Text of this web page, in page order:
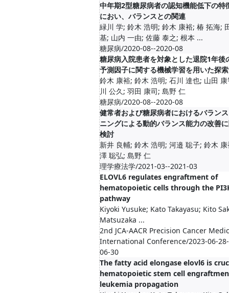
中年期2型糖尿病者の認知機能低下の特
におい、バランスとの関連
緑川 学; 鈴木 浩明; 鈴木 康裕; 椿 拓海;
基; 山内 一由; 佐藤 泰之; 根本 ...
糖尿病/2020-08--2020-08
糖尿病入院患者を対象とした退院1年後
予測因子に関する機械学習を用いた探
鈴木 康裕; 鈴木 浩明; 石川 達也; 山田
川 公久; 羽田 康司; 島野 仁
糖尿病/2020-08--2020-08
健常者および糖尿病者におけるバラン
ニングによる動的バランス能力の改善
検討
新井 良輔; 鈴木 浩明; 河邉 聡子; 鈴木
澤 聡弘; 島野 仁
理学療法学/2021-03--2021-03
ELOVL6 regulates engraftment of
hematopoietic cells through the
pathway
Kiyoki Yusuke; Kato Takayasu; Kito
Matsuzaka ...
2nd JCA-AACR Precision Cancer
International Conference/2023-06-
06-30
The fatty acid elongase elovl6 is
hematopoietic stem cell
leukemia propagation